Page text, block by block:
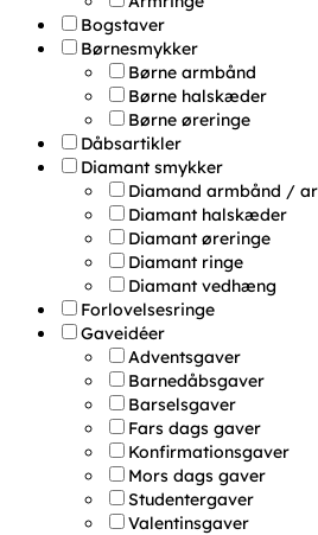
Bogstaver
Børnesmykker
Børne armbånd
Børne halskæder
Børne øreringe
Dåbsartikler
Diamant smykker
Diamand armbånd /
Diamant halskæder
Diamant øreringe
Diamant ringe
Diamant vedhæng
Forlovelsesringe
Gaveidéer
Adventsgaver
Barnedåbsgaver
Barselsgaver
Fars dags gaver
Konfirmationsgaver
Mors dags gaver
Studentergaver
Valentinsgaver